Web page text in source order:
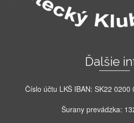
Ďalšie
Číslo účtu LKŠ IBAN: SK22
Šurany prevádzka: